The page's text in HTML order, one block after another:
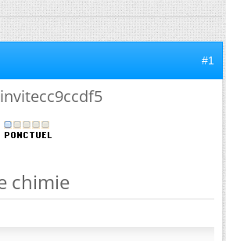
#1
invitecc9ccdf5
chimie